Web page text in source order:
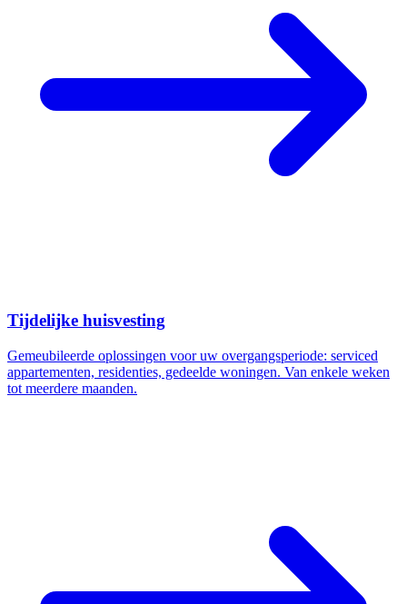
Tijdelijke huisvesting
Gemeubileerde oplossingen voor uw overgangsperiode: serviced
appartementen, residenties, gedeelde woningen. Van enkele weken
tot meerdere maanden.